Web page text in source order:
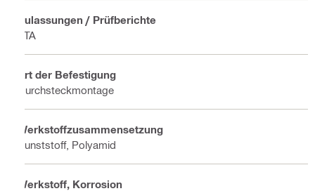
Zulassungen / Prüfberichte
ETA
Art der Befestigung
Durchsteckmontage
Werkstoffzusammensetzung
Kunststoff, Polyamid
Werkstoff, Korrosion